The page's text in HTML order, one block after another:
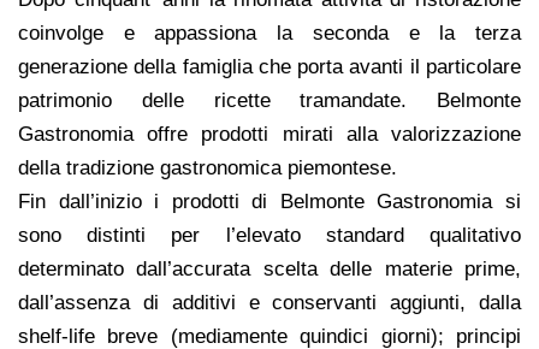
coinvolge e appassiona la seconda e la terza
generazione della famiglia che porta avanti il particolare
patrimonio delle ricette tramandate. Belmonte
Gastronomia offre prodotti mirati alla valorizzazione
della tradizione gastronomica piemontese.
Fin dall’inizio i prodotti di Belmonte Gastronomia si
sono distinti per l’elevato standard qualitativo
determinato dall’accurata scelta delle materie prime,
dall’assenza di additivi e conservanti aggiunti, dalla
shelf-life breve (mediamente quindici giorni); principi